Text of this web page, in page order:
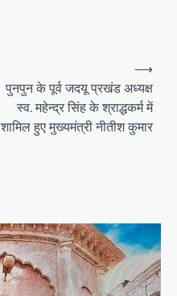
पुनपुन के पूर्व जदयू प्रखंड अध्यक्ष
स्व. महेन्द्र सिंह के श्राद्धकर्म में
शामिल हुए मुख्यमंत्री नीतीश कुमार
⟶